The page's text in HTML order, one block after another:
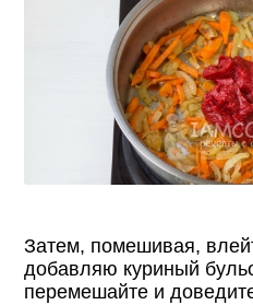
Затем, помешивая,
добавляю куриный
перемешайте и